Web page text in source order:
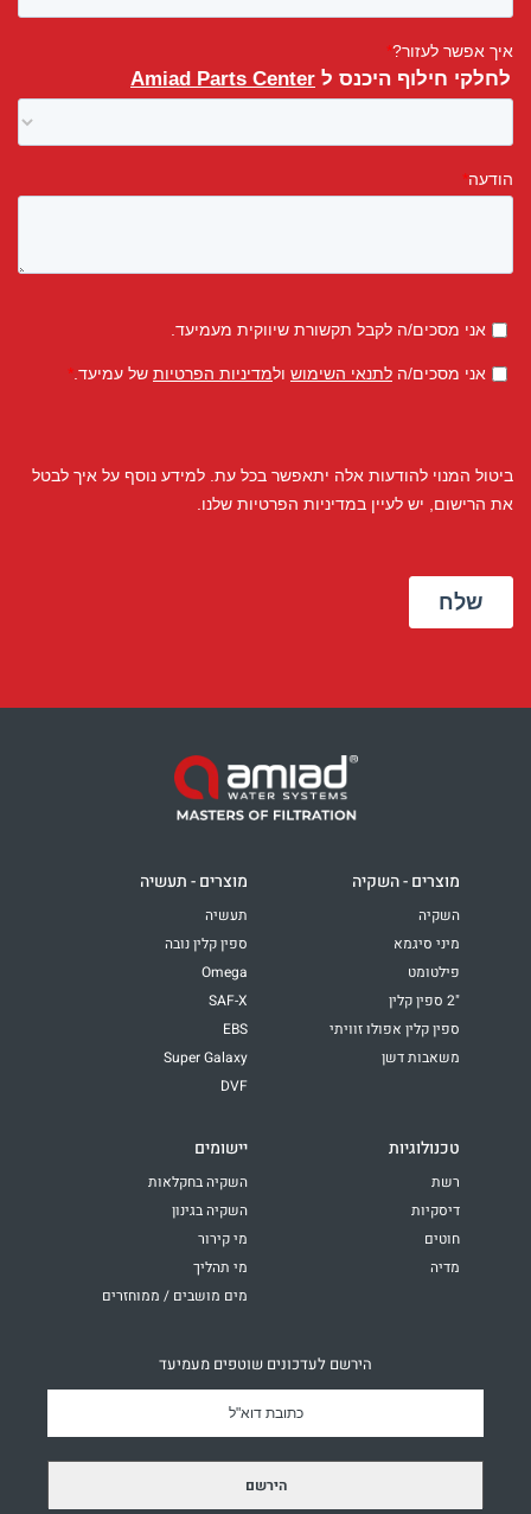
מוצרים - השקיה
השקיה
מיני סיגמא
פילטומט
"2 ספין קלין
ספין קלין אפולו זוויתי
משאבות דשן
מוצרים - תעשיה
תעשיה
ספין קלין נובה
Omega
SAF-X
EBS
Super Galaxy
DVF
טכנולוגיות
רשת
דיסקיות
חוטים
מדיה
יישומים
השקיה בחקלאות
השקיה בגינון
מי קירור
מי תהליך
מים מושבים / ממוחזרים
הירשם לעדכונים שוטפים מעמיעד